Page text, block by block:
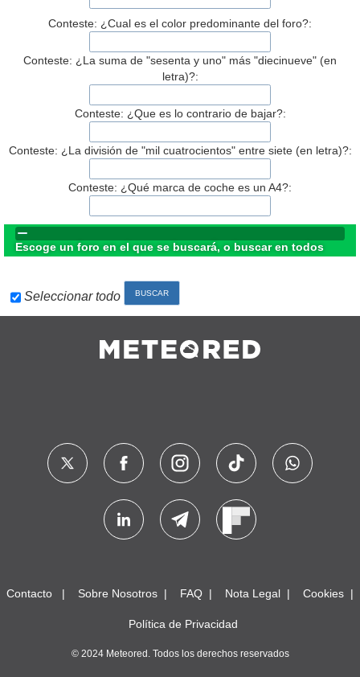
Conteste: ¿Cual es el color predominante del foro?:
Conteste: ¿La suma de "sesenta y uno" más "diecinueve" (en
letra)?:
Conteste: ¿Que es lo contrario de bajar?:
Conteste: ¿La división de "mil cuatrocientos" entre siete (en letra)?:
Conteste: ¿Qué marca de coche es un A4?:
Escoge un foro en el que se buscará, o buscar en todos
Seleccionar todo
Contacto Sobre Nosotros FAQ Nota Legal Cookies
Política de Privacidad
© 2024 Meteored. Todos los derechos reservados